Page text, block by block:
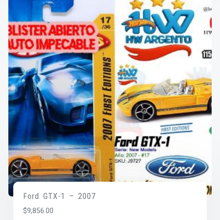
Ford GTX-1 – 2007
$9,856.00